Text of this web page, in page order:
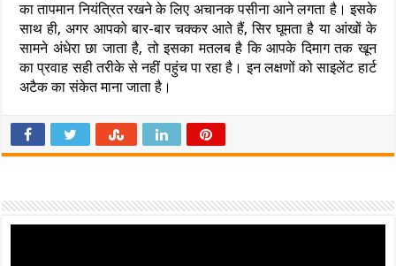
का तापमान नियंत्रित रखने के लिए अचानक पसीना आने लगता है। इसके
साथ ही, अगर आपको बार-बार चक्कर आते हैं, सिर घूमता है या आंखों के
सामने अंधेरा छा जाता है, तो इसका मतलब है कि आपके दिमाग तक खून
का प्रवाह सही तरीके से नहीं पहुंच पा रहा है। इन लक्षणों को साइलेंट हार्ट
अटैक का संकेत माना जाता है।